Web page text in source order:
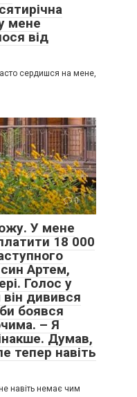
мене
від
сердишся на мене,
0
У мене
18 000
Артем,
Голос у
дивився
боявся
– Я
Думав,
тепер навіть
навіть немає чим